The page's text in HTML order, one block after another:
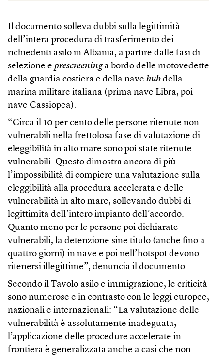
Il documento solleva dubbi sulla legittimità
dell’intera procedura di trasferimento dei
richiedenti asilo in Albania, a partire dalle fasi di
selezione e prescreeninga bordo delle motovedette
della guardia costiera e della nave hub della
marina militare italiana (prima nave Libra, poi
nave Cassiopea).
“Circa il 10 per cento delle persone ritenute non
vulnerabili nella frettolosa fase di valutazione di
eleggibilità in alto mare sono poi state ritenute
vulnerabili. Questo dimostra ancora di più
l’impossibilità di compiere una valutazione sulla
eleggibilità alla procedura accelerata e delle
vulnerabilità in alto mare, sollevando dubbi di
legittimità dell’intero impianto dell’accordo.
Quanto meno per le persone poi dichiarate
vulnerabili, la detenzione sine titulo (anche fino a
quattro giorni) in nave e poi nell’hotspot devono
ritenersi illegittime”, denuncia il documento.
Secondo il Tavolo asilo e immigrazione, le criticità
sono numerose e in contrasto con le leggi europee,
nazionali e internazionali: “La valutazione delle
vulnerabilità è assolutamente inadeguata;
l’applicazione delle procedure accelerate in
frontiera è generalizzata anche a casi che non